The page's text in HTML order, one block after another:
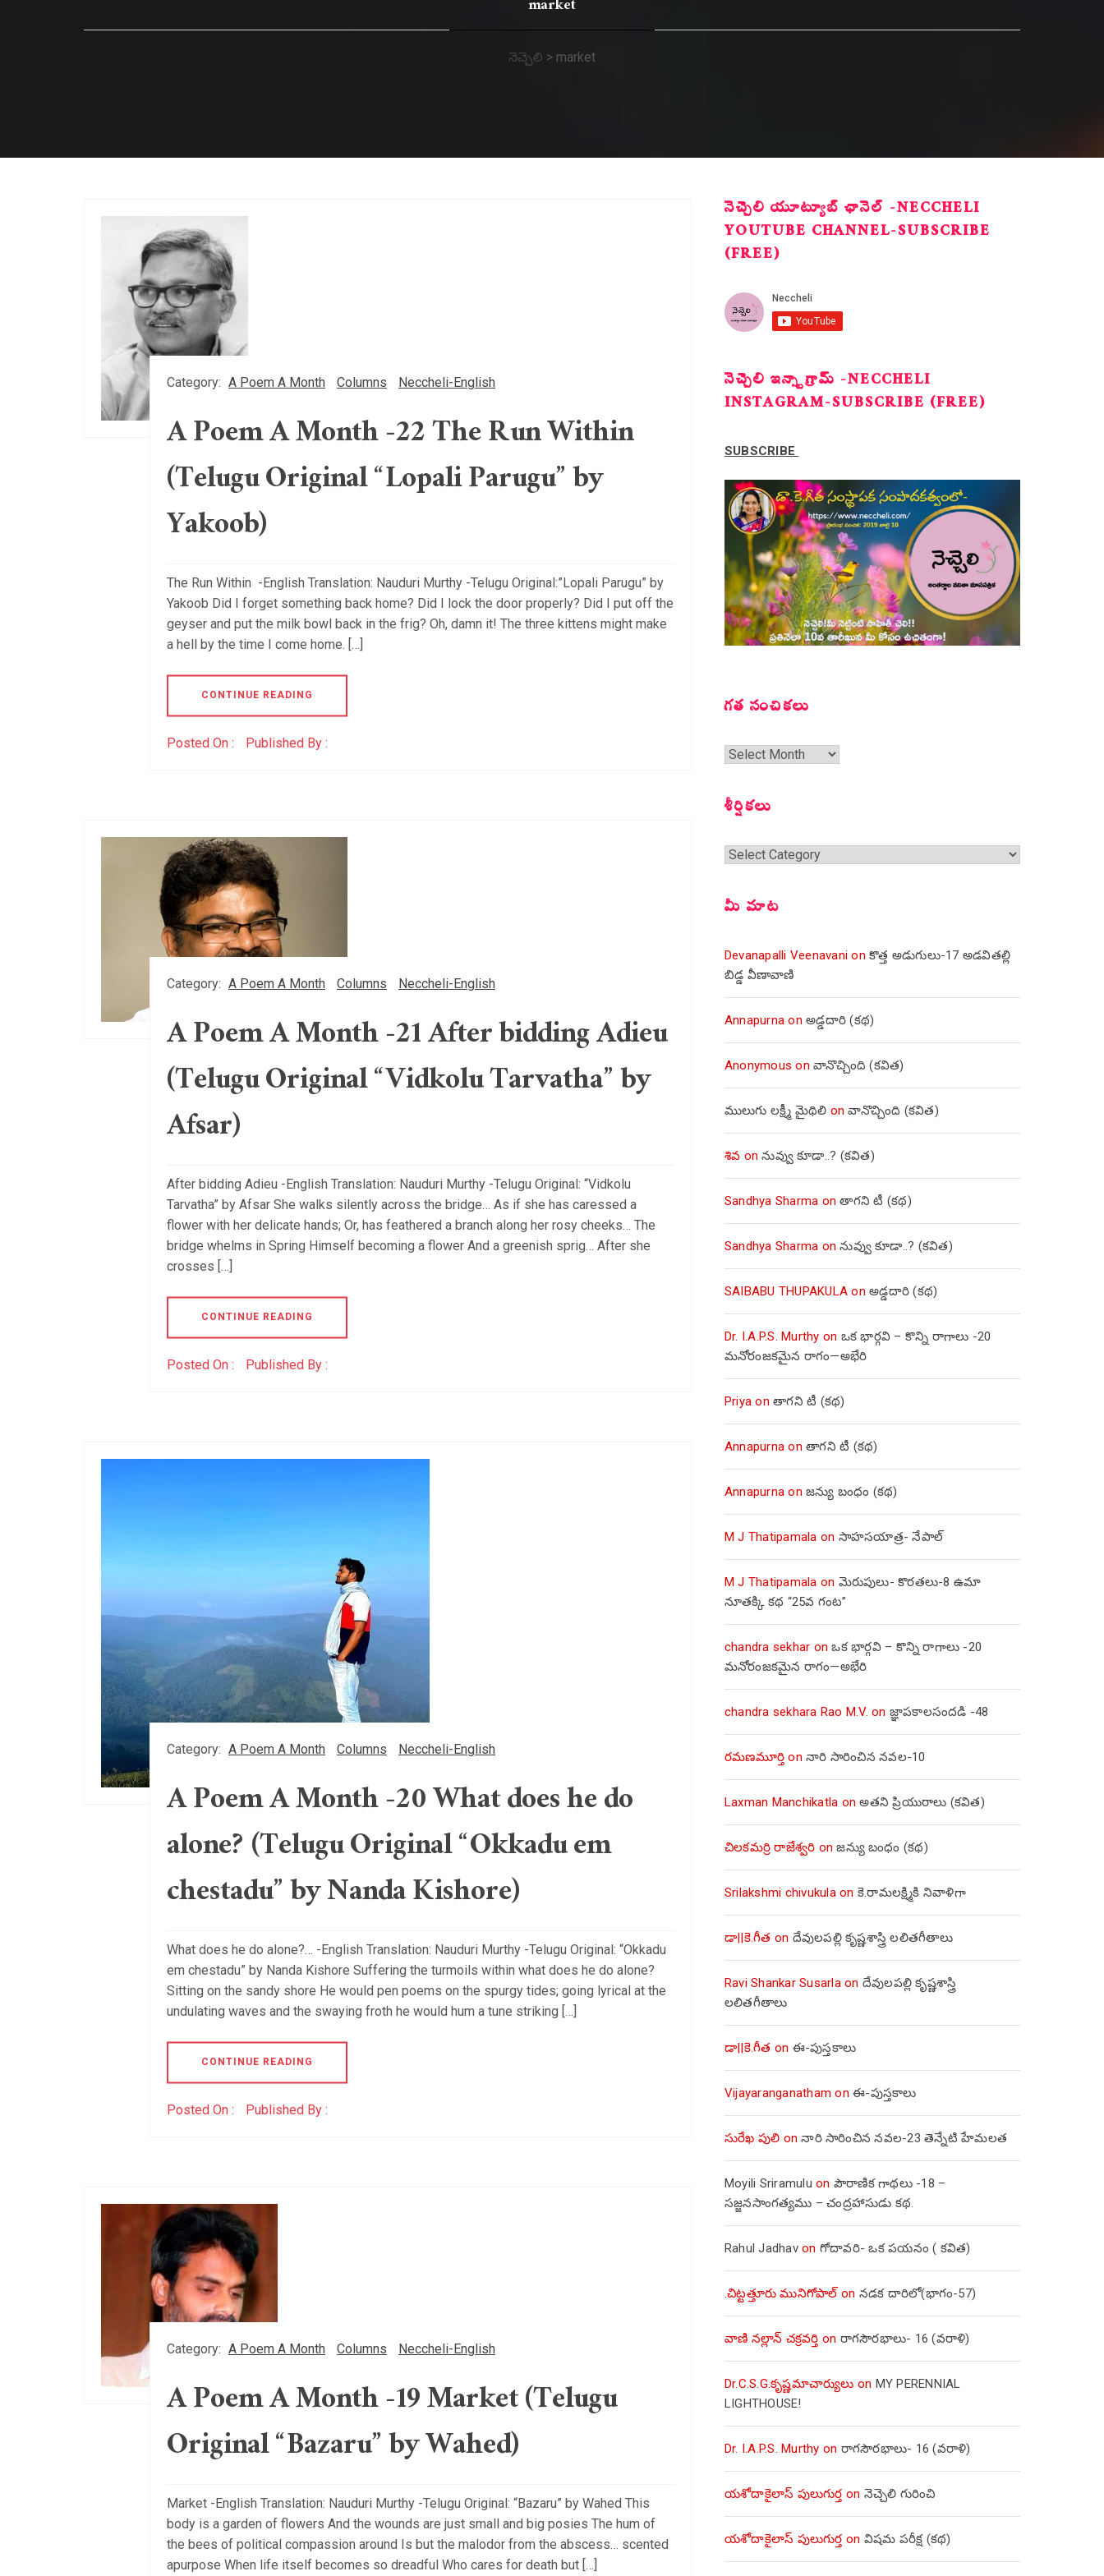
market
నెచ్చెలి > market
Category: A Poem A Month Columns Neccheli-English
A Poem A Month -22 The Run Within
(Telugu Original “Lopali Parugu” by
Yakoob)
The Run Within -English Translation: Nauduri Murthy -Telugu Original:”Lopali Parugu” by
Yakoob Did I forget something back home? Did I lock the door properly? Did I put off the
geyser and put the milk bowl back in the frig? Oh, damn it! The three kittens might make
a hell by the time I come home. […]
CONTINUE READING
Posted On : Published By :
Category: A Poem A Month Columns Neccheli-English
A Poem A Month -21 After bidding Adieu
(Telugu Original “Vidkolu Tarvatha” by
Afsar)
After bidding Adieu -English Translation: Nauduri Murthy -Telugu Original: “Vidkolu
Tarvatha” by Afsar She walks silently across the bridge… As if she has caressed a
flower with her delicate hands; Or, has feathered a branch along her rosy cheeks… The
bridge whelms in Spring Himself becoming a flower And a greenish sprig… After she
crosses […]
CONTINUE READING
Posted On : Published By :
Category: A Poem A Month Columns Neccheli-English
A Poem A Month -20 What does he do
alone? (Telugu Original “Okkadu em
chestadu” by Nanda Kishore)
What does he do alone?… -English Translation: Nauduri Murthy -Telugu Original: “Okkadu
em chestadu” by Nanda Kishore Suffering the turmoils within what does he do alone?
Sitting on the sandy shore He would pen poems on the spurgy tides; going lyrical at the
undulating waves and the swaying froth he would hum a tune striking […]
CONTINUE READING
Posted On : Published By :
Category: A Poem A Month Columns Neccheli-English
A Poem A Month -19 Market (Telugu
Original “Bazaru” by Wahed)
Market -English Translation: Nauduri Murthy -Telugu Original: “Bazaru” by Wahed This
body is a garden of flowers And the wounds are just small and big posies The hum of
the bees of political compassion around Is but the malodor from the abscess… scented
apurpose When life itself becomes so dreadful Who cares for death but […]
నెచ్చెలి యూట్యూబ్ ఛానెల్ -NECCHELI
YOUTUBE CHANNEL-SUBSCRIBE
(FREE)
నెచ్చెలి ఇన్స్టాగ్రామ్ -NECCHELI
INSTAGRAM-SUBSCRIBE (FREE)
SUBSCRIBE
గత సంచికలు
గత
శీర్షికలు
శీర్షికలు
మీ మాట
Devanapalli Veenavani onకొత్త అడుగులు-17 అడవితల్లి
బిడ్డ వీణావాణి
Annapurna onఅడ్డదారి (కథ)
Anonymous onవానొచ్చింది (కవిత)
ములుగు లక్ష్మీ మైథిలి onవానొచ్చింది (కవిత)
శివ onనువ్వు కూడా..? (కవిత)
Sandhya Sharma onతాగని టీ (కథ)
Sandhya Sharma onనువ్వు కూడా..? (కవిత)
SAIBABU THUPAKULA onఅడ్డదారి (కథ)
Dr. I.A.P.S. Murthy on ఒక భార్గవి – కొన్ని రాగాలు -20
మనోరంజకమైన రాగం—అభేరి
Priya onతాగని టీ (కథ)
Annapurna onతాగని టీ (కథ)
Annapurna onజన్యు బంధం (కథ)
M J Thatipamala on సాహసయాత్ర- నేపాల్‌
M J Thatipamala on మెరుపులు- కొరతలు-8 ఉమా
నూతక్కి కథ “25వ గంట”
chandra sekhar onఒక భార్గవి – కొన్ని రాగాలు -20
మనోరంజకమైన రాగం—అభేరి
chandra sekhara Rao M.V. on జ్ఞాపకాలసందడి -48
రమణమూర్తి onనారి సారించిన నవల-10
Laxman Manchikatla onఅతని ప్రియురాలు (కవిత)
చిలకమర్రి రాజేశ్వరి onజన్యు బంధం (కథ)
Srilakshmi chivukulaon కె.రామలక్ష్మికి నివాళిగా
డా||కె.గీత on దేవులపల్లి కృష్ణశాస్త్రి లలితగీతాలు
Ravi Shankar Susarlaon దేవులపల్లి కృష్ణశాస్త్రి
లలితగీతాలు
డా||కె.గీత on ఈ-పుస్తకాలు
Vijayaranganatham onఈ-పుస్తకాలు
సురేఖ పులి onనారి సారించిన నవల-23 తెన్నేటి హేమలత
Moyili Sriramulu on పౌరాణిక గాథలు -18 –
సజ్జనసాంగత్యము – చంద్రహాసుడు కథ.
Rahul Jadhavon గోదావరి- ఒక పయనం ( కవిత)
.చిట్టత్తూరు మునిగోపాల్on నడక దారిలో(భాగం-57)
వాణి నల్లాన్ చక్రవర్తి on రాగసౌరభాలు- 16 (వరాళి)
Dr.C.S.G.కృష్ణమాచార్యులు on MY PERENNIAL
LIGHTHOUSE!
Dr. I.A.P.S. Murthy on రాగసౌరభాలు- 16 (వరాళి)
యశోదాకైలాస్ పులుగుర్త on నెచ్చెలి గురించి
యశోదాకైలాస్ పులుగుర్త on విషమ పరీక్ష (క‌థ‌)